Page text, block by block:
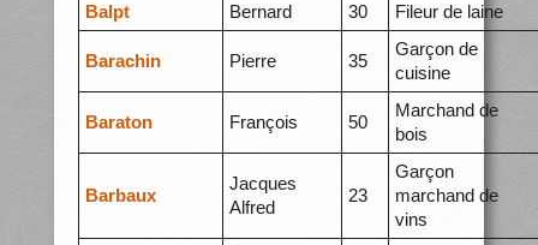
Balpt
Bernard 30 Fileur de laine
Barachin Pierre 35
Garçon de
cuisine
Baraton François 50
Marchand de
bois
Barbaux
Jacques
Alfred
23
Garçon
marchand de
vins